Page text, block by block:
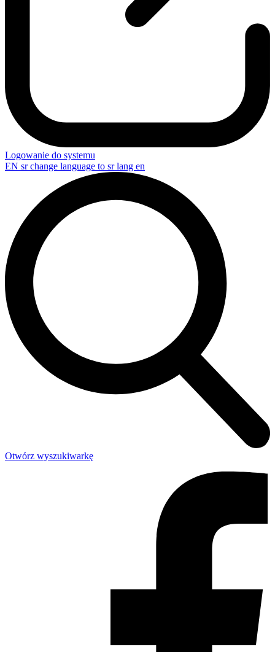
Logowanie do systemu
EN sr change language to sr lang en
Otwórz wyszukiwarkę